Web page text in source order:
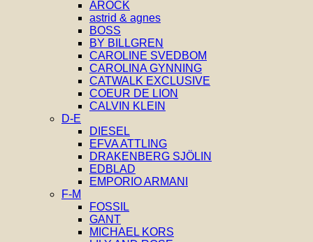
AROCK
astrid & agnes
BOSS
BY BILLGREN
CAROLINE SVEDBOM
CAROLINA GYNNING
CATWALK EXCLUSIVE
COEUR DE LION
CALVIN KLEIN
D-E
DIESEL
EFVA ATTLING
DRAKENBERG SJÖLIN
EDBLAD
EMPORIO ARMANI
F-M
FOSSIL
GANT
MICHAEL KORS